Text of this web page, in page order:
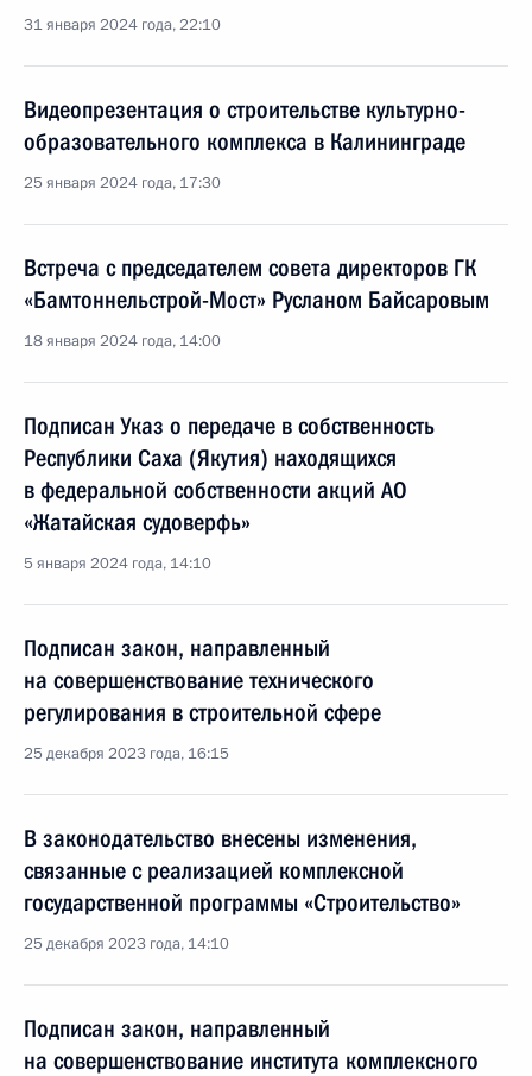
31 января 2024 года, 22:10
Видеопрезентация о строительстве культурно-
образовательного комплекса в Калининграде
25 января 2024 года, 17:30
Встреча с председателем совета директоров ГК
«Бамтоннельстрой-Мост» Русланом Байсаровым
18 января 2024 года, 14:00
Подписан Указ о передаче в собственность
Республики Саха (Якутия) находящихся
в федеральной собственности акций АО
«Жатайская судоверфь»
5 января 2024 года, 14:10
Подписан закон, направленный
на совершенствование технического
регулирования в строительной сфере
25 декабря 2023 года, 16:15
В законодательство внесены изменения,
связанные с реализацией комплексной
государственной программы «Строительство»
25 декабря 2023 года, 14:10
Подписан закон, направленный
на совершенствование института комплексного